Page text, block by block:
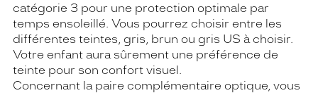
catégorie 3 pour une protection optimale par
temps ensoleillé. Vous pourrez choisir entre les
différentes teintes, gris, brun ou gris US à choisir.
Votre enfant aura sûrement une préférence de
teinte pour son confort visuel.
Concernant la paire complémentaire optique, vous